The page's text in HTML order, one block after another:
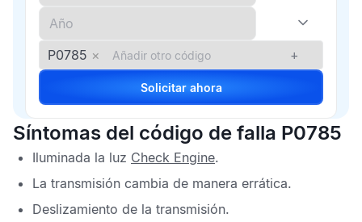
P0785 × +
Solicitar ahora
Síntomas del código de falla P0785
Iluminada la luz Check Engine.
La transmisión cambia de manera errática.
Deslizamiento de la transmisión.